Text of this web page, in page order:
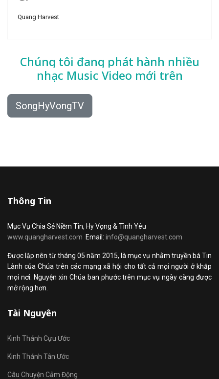
Quang Harvest
Chúng tôi đang phát hành nhiều
nhạc Music Video mới trên
SongHyVongTV
Thông Tin
Mục Vụ Chia Sẻ Niềm Tin, Hy Vọng & Tình Yêu
www.quangharvest.com Email: info@quangharvest.com
Được lập nên từ tháng 05 năm 2015, là mục vụ nhằm truyền bá Tin
Lành của Chúa trên các mạng xã hội cho tất cả mọi người ở khắp
mọi nơi. Nguyện xin Chúa ban phước trên mục vụ ngày càng được
mở rộng hơn.
Tài Nguyên
Kinh Thánh Cựu Ước
Kinh Thánh Tân Ước
Câu Chuyện Cảm Động